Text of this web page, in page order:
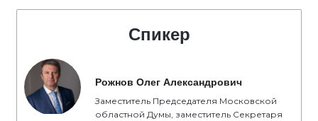
Спикер
Рожнов Олег Александрович
Заместитель Председателя Московской
областной Думы, заместитель Секретаря